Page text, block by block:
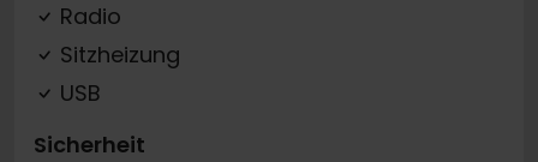
Radio
Sitzheizung
USB
Sicherheit